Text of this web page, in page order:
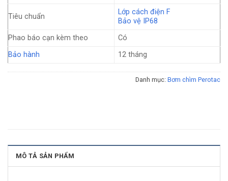
Tiêu chuẩn
Lớp cách điện F
Bảo vệ IP68
Phao báo cạn kèm theo
Có
Bảo hành
12 tháng
Danh mục: Bơm chìm Perotac
MÔ TẢ SẢN PHẨM